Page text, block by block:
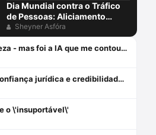
Dia Mundial contra o Tráfico
de Pessoas: Aliciamento
digital, aprisionamento e
escravidão para golpes
virtuais, exploração on-line e
Sheyner Asfóra
Lembro-me com certeza - mas foi a IA que me contou: Falsas memórias na prova testemunhal
A trama da Justiça: Confiança jurídica e credibilidade fática
o \'insuportável\'